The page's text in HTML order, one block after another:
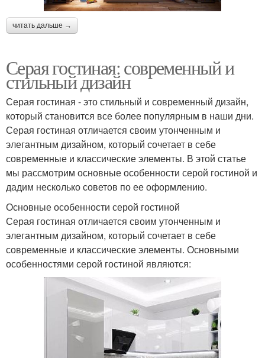
читать дальше →
Серая гостиная: современный и
стильный дизайн
Серая гостиная - это стильный и современный дизайн,
который становится все более популярным в наши дни.
Серая гостиная отличается своим утонченным и
элегантным дизайном, который сочетает в себе
современные и классические элементы. В этой статье
мы рассмотрим основные особенности серой гостиной и
дадим несколько советов по ее оформлению.
Основные особенности серой гостиной
Серая гостиная отличается своим утонченным и
элегантным дизайном, который сочетает в себе
современные и классические элементы. Основными
особенностями серой гостиной являются: